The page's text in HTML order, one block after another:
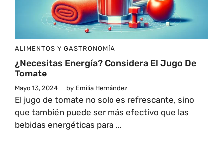
ALIMENTOS Y GASTRONOMÍA
¿Necesitas Energía? Considera El Jugo De
Tomate
Mayo 13, 2024 by Emilia Hernández
El jugo de tomate no solo es refrescante, sino
que también puede ser más efectivo que las
bebidas energéticas para ...